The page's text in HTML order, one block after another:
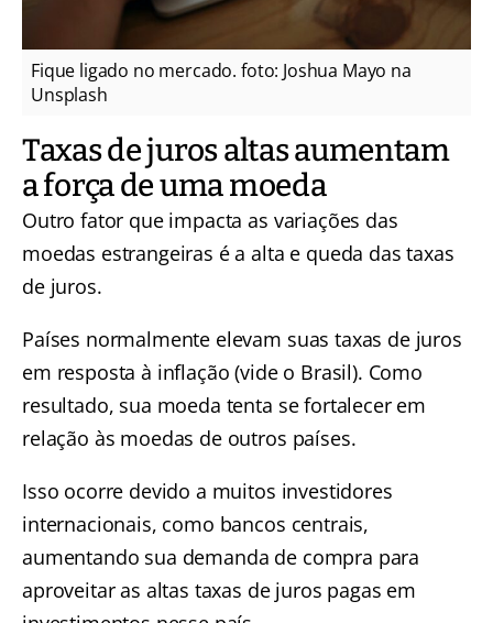
Fique ligado no mercado. foto: Joshua Mayo na
Unsplash
Taxas de juros altas aumentam
a força de uma moeda
Outro fator que impacta as variações das
moedas estrangeiras é a alta e queda das taxas
de juros.
Países normalmente elevam suas taxas de juros
em resposta à inflação (vide o Brasil). Como
resultado, sua moeda tenta se fortalecer em
relação às moedas de outros países.
Isso ocorre devido a muitos investidores
internacionais, como bancos centrais,
aumentando sua demanda de compra para
aproveitar as altas taxas de juros pagas em